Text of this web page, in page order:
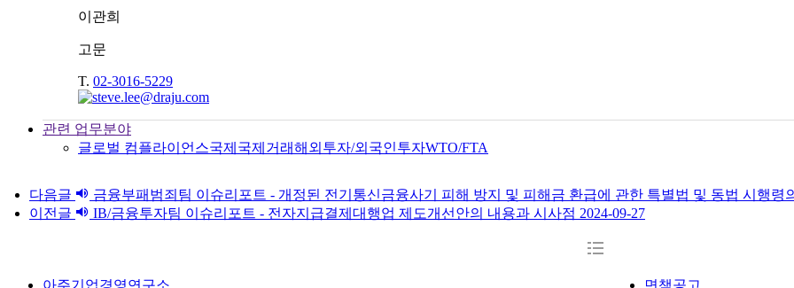
이관희
고문
T. 02-3016-5229
관련 업무분야
글로벌 컴플라이언스국제 국제거래해외투자/외국인투자WTO/FTA
다음글
금융부패범죄팀 이슈리포트 - 개정된 전기통신금융사기 피해 방지 및 피해금 환급에 관한 특별법 및 동법 시행령
이전글
IB/금융투자팀 이슈리포트 - 전자지급결제대행업 제도개선안의 내용과 시사점 2024-09-27